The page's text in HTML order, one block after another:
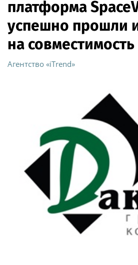
платформа
успешно прошли
на совместимость
Агентство «iTrend»